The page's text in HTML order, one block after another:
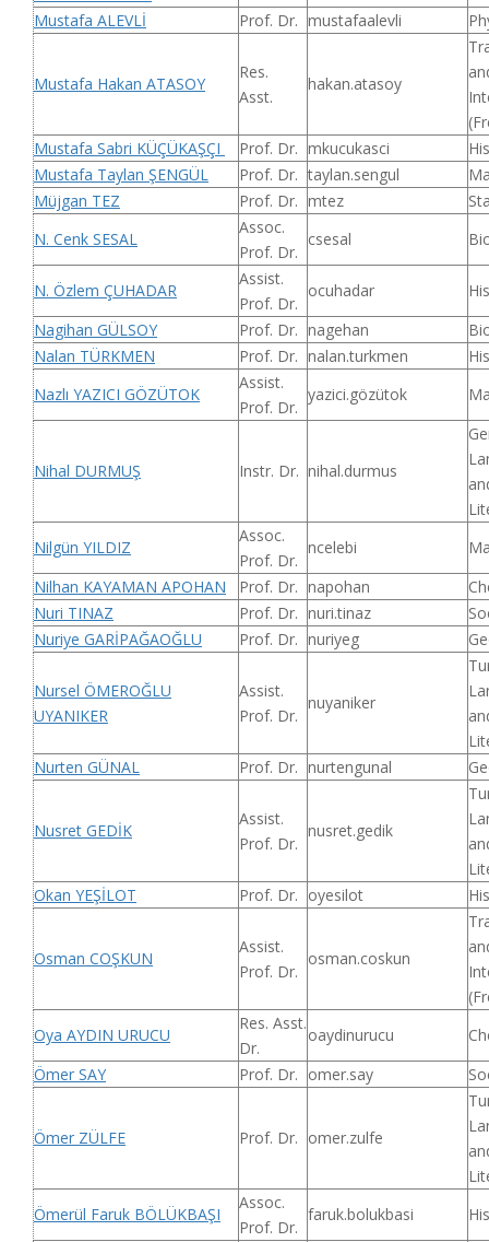
Mustafa ALEVLİ
Prof. Dr. mustafaalevli
Mustafa Hakan ATASOY
Res.
Asst.
hakan.atasoy
Mustafa Sabri KÜÇÜKAŞÇI
Prof. Dr. mkucukasci
Mustafa Taylan ŞENGÜL
Prof. Dr. taylan.sengul
Müjgan TEZ
Prof. Dr. mtez
N. Cenk SESAL
Assoc.
Prof. Dr.
csesal
N. Özlem ÇUHADAR
Assist.
Prof. Dr.
ocuhadar
Nagihan GÜLSOY
Prof. Dr. nagehan
Nalan TÜRKMEN
Prof. Dr. nalan.turkmen
Nazlı YAZICI GÖZÜTOK
Assist.
Prof. Dr.
yazici.gözütok
Nihal DURMUŞ Instr. Dr. nihal.durmus
Nilgün YILDIZ
Assoc.
Prof. Dr.
ncelebi
Nilhan KAYAMAN APOHAN
Prof. Dr. napohan
Nuri TINAZ
Prof. Dr. nuri.tinaz
Nuriye GARİPAĞAOĞLU
Prof. Dr. nuriyeg
Nursel ÖMEROĞLU
UYANIKER
Assist.
Prof. Dr.
nuyaniker
Nurten GÜNAL
Prof. Dr. nurtengunal
Nusret GEDİK
Assist.
Prof. Dr.
nusret.gedik
Okan YEŞİLOT
Prof. Dr. oyesilot
Osman COŞKUN
Assist.
Prof. Dr.
osman.coskun
Oya AYDIN URUCU
Res. Asst.
Dr.
oaydinurucu
Ömer SAY
Prof. Dr. omer.say
Ömer ZÜLFE Prof. Dr. omer.zulfe
Ömerül Faruk BÖLÜKBAŞI
Assoc.
Prof. Dr.
faruk.bolukbasi